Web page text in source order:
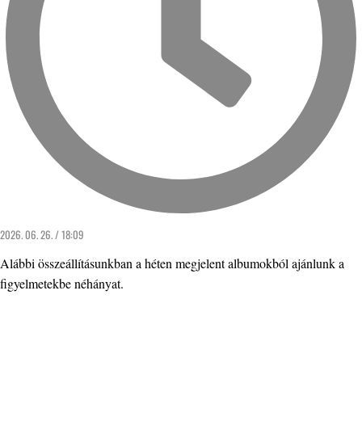
2026. 06. 26. / 18:09
Alábbi összeállításunkban a héten megjelent albumokból ajánlunk a
figyelmetekbe néhányat.